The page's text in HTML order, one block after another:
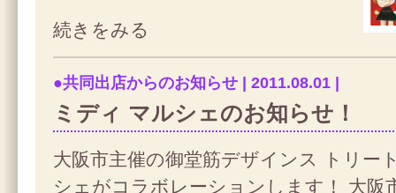
続きをみる
●共同出店からのお知らせ | 2011.08.01 |
ミディ マルシェのお知らせ！
大阪市主催の御堂筋デザインス トリー
シェがコラボレーションします！ 大阪